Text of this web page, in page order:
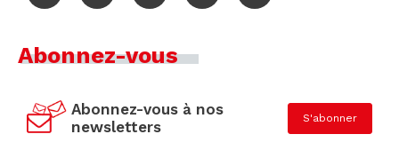
Abonnez-vous
Abonnez-vous à nos
newsletters
S'abonner